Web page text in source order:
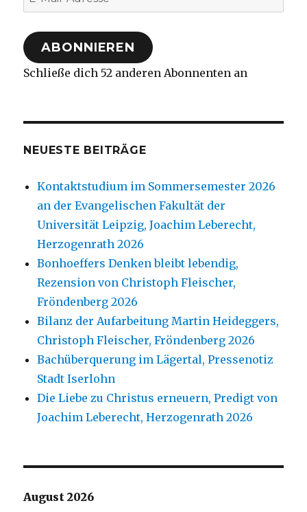
Mail-
Adresse
ABONNIEREN
Schließe dich 52 anderen Abonnenten an
NEUESTE BEITRÄGE
Kontaktstudium im Sommersemester 2026
an der Evangelischen Fakultät der
Universität Leipzig, Joachim Leberecht,
Herzogenrath 2026
Bonhoeffers Denken bleibt lebendig,
Rezension von Christoph Fleischer,
Fröndenberg 2026
Bilanz der Aufarbeitung Martin Heideggers,
Christoph Fleischer, Fröndenberg 2026
Bachüberquerung im Lägertal, Pressenotiz
Stadt Iserlohn
Die Liebe zu Christus erneuern, Predigt von
Joachim Leberecht, Herzogenrath 2026
August 2026